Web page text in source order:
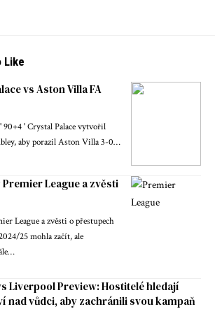
Like
vs Aston Villa FA
90+4 ' Crystal Palace vytvořil
aby porazil Aston Villa 3-0…
League a zvěsti
League a zvěsti o přestupech
25 mohla začít, ale
Liverpool Preview: Hostitelé hledají
nad vůdci, aby zachránili svou kampaň